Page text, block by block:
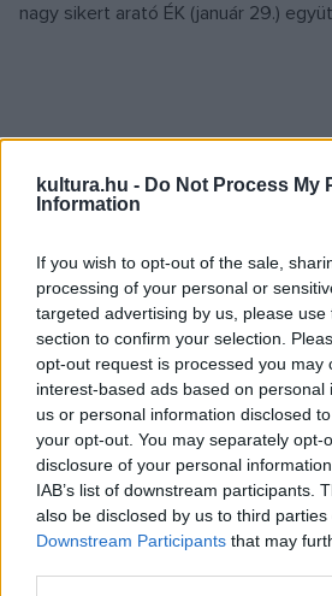
kultura.hu - Do Not Process My
Information
If you wish to opt-out of the sale,
processing of your personal or
targeted advertising by us, please
section to confirm your selection.
opt-out request is processed you may
interest-based ads based on personal
us or personal information disclosed
your opt-out. You may separately opt-
disclosure of your personal
IAB’s list of downstream participants.
also be disclosed by us to third parties
Downstream Participants that may
nagy sikert arató ÉK (január 29.)
A 2009-ben alakult Fatal Error
vidéki koncerthelyszínek sokaságát
Supernem, a Road vagy az Alvin és a
több nyári és téli fesztiválon is.
Az ÉK 2014-es alakulását sok neves
Winchester, Üllői úti fuck stb.)
előzte meg, az indulást pedig rögtön
követte. Majd berobbantak a
albumukkal. Nagyobb közönség előtt
Parkban koncerteztek, ahol az őket